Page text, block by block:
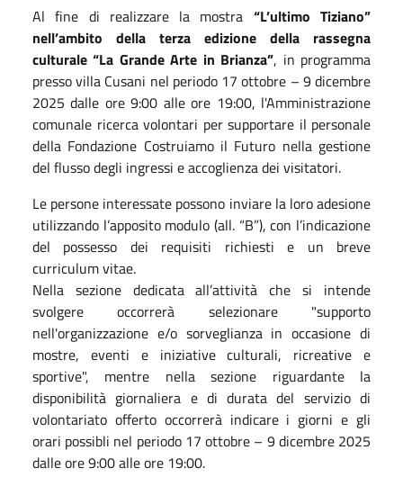
Al fine di realizzare la mostra “L’ultimo Tiziano”
nell’ambito della terza edizione della rassegna
culturale “La Grande Arte in Brianza”, in programma
presso villa Cusani nel periodo 17 ottobre – 9 dicembre
2025 dalle ore 9:00 alle ore 19:00, l'Amministrazione
comunale ricerca volontari per supportare il personale
della Fondazione Costruiamo il Futuro nella gestione
del flusso degli ingressi e accoglienza dei visitatori.
Le persone interessate possono inviare la loro adesione
utilizzando l’apposito modulo (all. “B”), con l’indicazione
del possesso dei requisiti richiesti e un breve
curriculum vitae.
Nella sezione dedicata all’attività che si intende
svolgere occorrerà selezionare "supporto
nell'organizzazione e/o sorveglianza in occasione di
mostre, eventi e iniziative culturali, ricreative e
sportive", mentre nella sezione riguardante la
disponibilità giornaliera e di durata del servizio di
volontariato offerto occorrerà indicare i giorni e gli
orari possibli nel periodo 17 ottobre – 9 dicembre 2025
dalle ore 9:00 alle ore 19:00.